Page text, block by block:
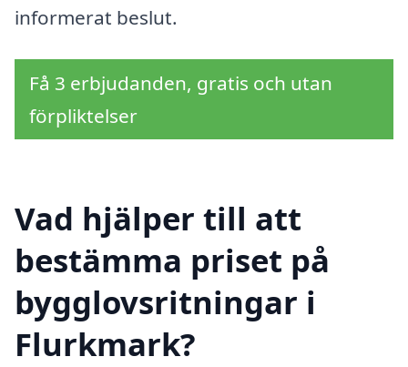
informerat beslut.
Få 3 erbjudanden, gratis och utan
förpliktelser
Vad hjälper till att
bestämma priset på
bygglovsritningar i
Flurkmark?